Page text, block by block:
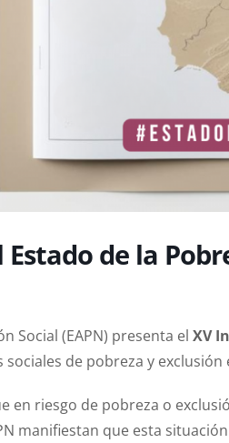
de la
Social (EAPN) presenta el XV
de pobreza y exclusión
en riesgo de pobreza o
manifiestan que esta